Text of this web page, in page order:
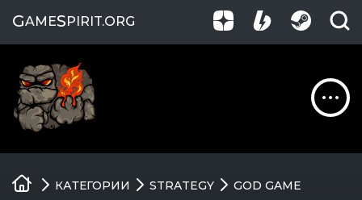
GAMESPIRIT.ORG
КАТЕГОРИИ STRATEGY GOD GAME